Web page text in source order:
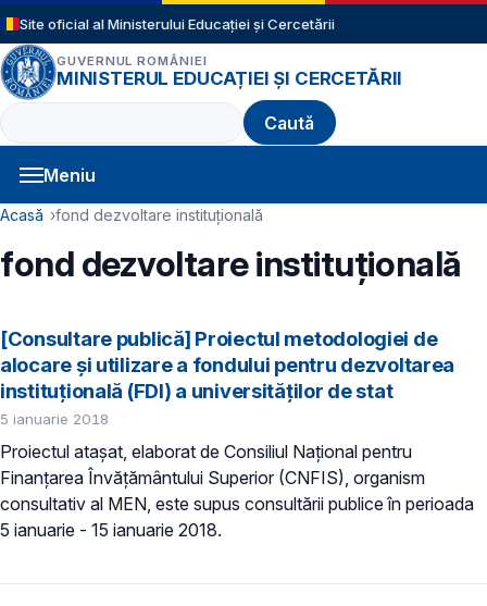
Sari la conținutul principal
Site oficial al Ministerului Educației și Cercetării
GUVERNUL ROMÂNIEI
MINISTERUL EDUCAȚIEI ȘI CERCETĂRII
Caută
Meniu
Navigație principală
Cale de navigare
Acasă fond dezvoltare instituțională
fond dezvoltare instituțională
[Consultare publică] Proiectul metodologiei de
alocare şi utilizare a fondului pentru dezvoltarea
instituţională (FDI) a universităţilor de stat
5 ianuarie 2018
Proiectul atașat, elaborat de Consiliul Național pentru
Finanțarea Învățământului Superior (CNFIS), organism
consultativ al MEN, este supus consultării publice în perioada
5 ianuarie - 15 ianuarie 2018.